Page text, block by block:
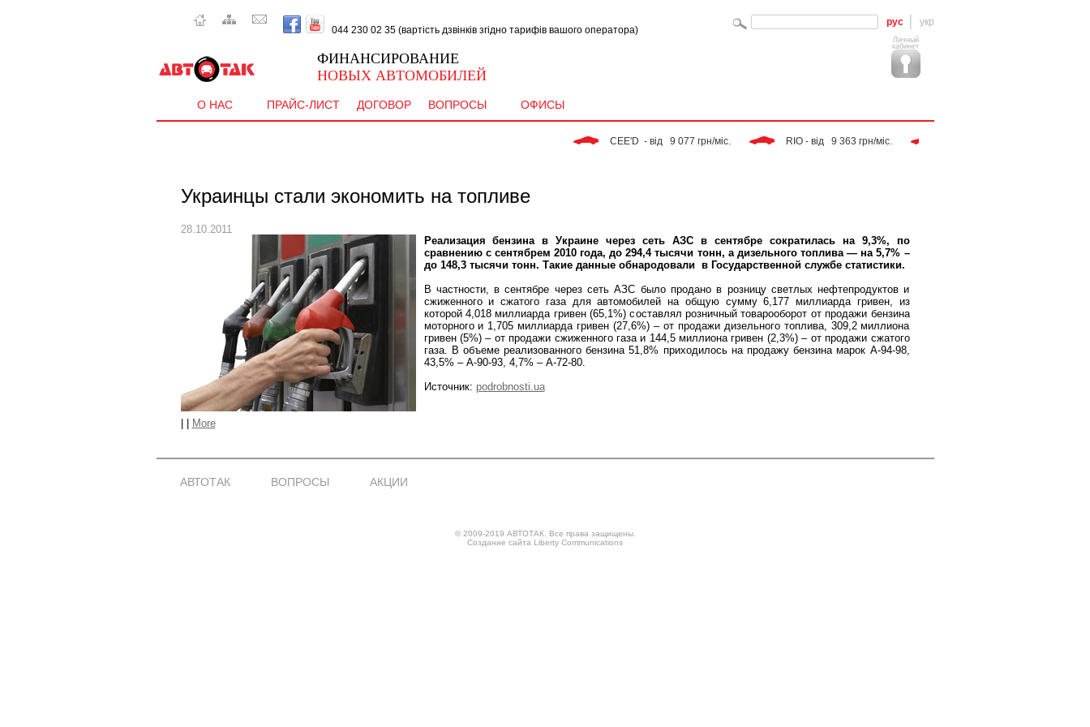
044 230 02 35 (вартість дзвінків згідно тарифів вашого оператора)
рус укр
ФИНАНСИРОВАНИЕ
НОВЫХ АВТОМОБИЛЕЙ
Личный
кабинет
О НАС ПРАЙС-ЛИСТ ДОГОВОР ВОПРОСЫ ОФИСЫ
CEE'D  - від   9 077 грн/міс. RIO - від   9 363 грн/міс.
Украинцы стали экономить на топливе
28.10.2011
Реализация бензина в Украине через сеть АЗС в сентябре сократилась на 9,3%, по
сравнению с сентябрем 2010 года, до 294,4 тысячи тонн, а дизельного топлива — на 5,7% –
до 148,3 тысячи тонн. Такие данные обнародовали в Государственной службе статистики.
В частности, в сентябре через сеть АЗС было продано в розницу светлых нефтепродуктов и
сжиженного и сжатого газа для автомобилей на общую сумму 6,177 миллиарда гривен, из
которой 4,018 миллиарда гривен (65,1%) составлял розничный товарооборот от продажи бензина
моторного и 1,705 миллиарда гривен (27,6%) – от продажи дизельного топлива, 309,2 миллиона
гривен (5%) – от продажи сжиженного газа и 144,5 миллиона гривен (2,3%) – от продажи сжатого
газа. В объеме реализованного бензина 51,8% приходилось на продажу бензина марок А-94-98,
43,5% – А-90-93, 4,7% – А-72-80.
Источник: podrobnosti.ua
More
АВТОТАК ВОПРОСЫ АКЦИИ
© 2009-2019 АВТОТАК. Все права защищены.
Создание сайта Liberty Communications